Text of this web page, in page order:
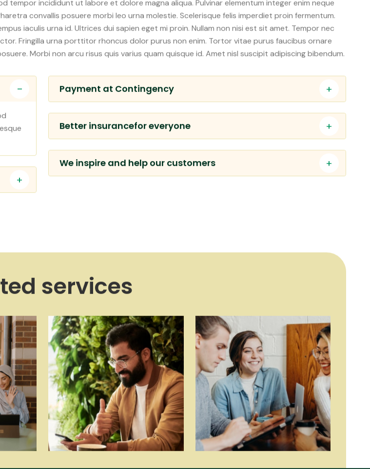
incididunt ut labore et dolore magna aliqua. Pulvinar elementum integer enim neque
convallis posuere morbi leo urna molestie. Scelerisque felis imperdiet proin fermentum.
iaculis urna id. Ultrices dui sapien eget mi proin. Nullam non nisi est sit amet. Tempor nec
Fringilla urna porttitor rhoncus dolor purus non enim. Tortor vitae purus faucibus ornare
Morbi non arcu risus quis varius quam quisque id. Amet nisl suscipit adipiscing bibendum.
Payment at Contingency
Better insurancefor everyone
We inspire and help our customers
services